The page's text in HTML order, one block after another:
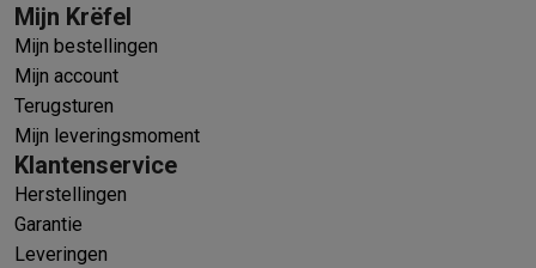
Mijn Krëfel
Mijn bestellingen
Mijn account
Terugsturen
Mijn leveringsmoment
Klantenservice
Herstellingen
Garantie
Leveringen